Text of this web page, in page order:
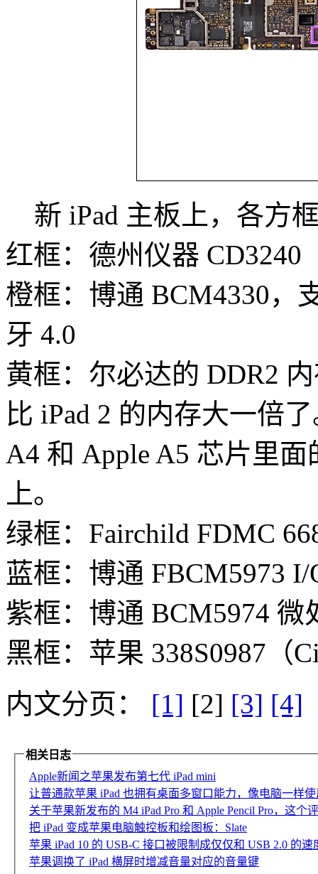
新 iPad 主板上，各方
红框：德州仪器 CD3240
橙框：博通 BCM4330，
牙 4.0
黄框：尔必达的 DDR2
比 iPad 2 的内存大一倍
A4 和 Apple A5 芯片里
上。
绿框：Fairchild FDMC
蓝框：博通 FBCM5973
紫框：博通 BCM5974 微
黑框：苹果 338S0987（
内文分页： [1] [2] [3] [4]
相关日志
Apple新闻之苹果发布第七代 iPad mini
让普通款苹果 iPad 也拥有桌面多窗口能力，像电脑一样使
关于苹果新发布的 M4 iPad Pro 和 Apple Pencil Pro，这
把 iPad 变成苹果电脑触控板和绘图板：Slate
苹果 iPad 10 的 USB-C 接口被限制成仅仅和 USB 2.0 的速
苹果调换了 iPad 横屏时增减音量对应的音量键